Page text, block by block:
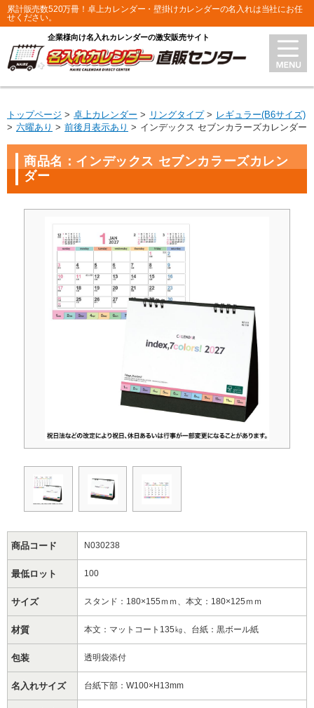
累計販売数520万冊！卓上カレンダー・壁掛けカレンダーの名入れは当社にお任
せください。
企業様向け名入れカレンダーの激安販売サイト
トップページ 卓上カレンダー リングタイプ
レギュラー(B6サイズ)
六曜あり
前後月表示あり インデックス セブンカラーズカレンダー
商品名：インデックス セブンカラーズカレン
ダー
商品コード N030238
最低ロット 100
サイズ スタンド：180×155ｍｍ、本文：180×125ｍｍ
材質 本文：マットコート135㎏、台紙：黒ボール紙
包装 透明袋添付
名入れサイズ 台紙下部：W100×H13mm